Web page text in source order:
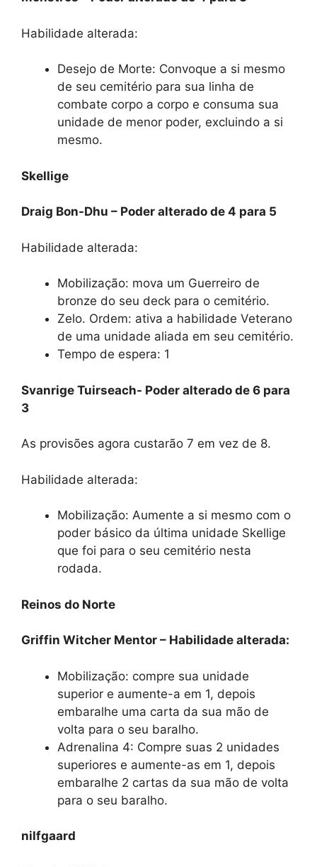
Habilidade alterada:
Desejo de Morte: Convoque a si mesmo
de seu cemitério para sua linha de
combate corpo a corpo e consuma sua
unidade de menor poder, excluindo a si
mesmo.
Skellige
Draig Bon-Dhu – Poder alterado de 4 para 5
Habilidade alterada:
Mobilização: mova um Guerreiro de
bronze do seu deck para o cemitério.
Zelo. Ordem: ativa a habilidade Veterano
de uma unidade aliada em seu cemitério.
Tempo de espera: 1
Svanrige Tuirseach- Poder alterado de 6 para
3
As provisões agora custarão 7 em vez de 8.
Habilidade alterada:
Mobilização: Aumente a si mesmo com o
poder básico da última unidade Skellige
que foi para o seu cemitério nesta
rodada.
Reinos do Norte
Griffin Witcher Mentor – Habilidade alterada:
Mobilização: compre sua unidade
superior e aumente-a em 1, depois
embaralhe uma carta da sua mão de
volta para o seu baralho.
Adrenalina 4: Compre suas 2 unidades
superiores e aumente-as em 1, depois
embaralhe 2 cartas da sua mão de volta
para o seu baralho.
nilfgaard